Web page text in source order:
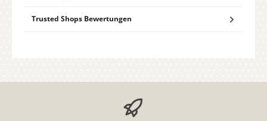
Trusted Shops Bewertungen